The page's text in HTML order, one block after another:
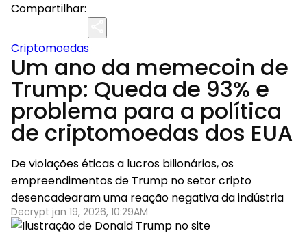
Compartilhar:
Criptomoedas
Um ano da memecoin de
Trump: Queda de 93% e
problema para a política
de criptomoedas dos EUA
De violações éticas a lucros bilionários, os
empreendimentos de Trump no setor cripto
desencadearam uma reação negativa da indústria
Decrypt jan 19, 2026, 10:29AM